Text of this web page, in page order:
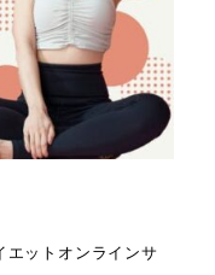
エットオンラインサ